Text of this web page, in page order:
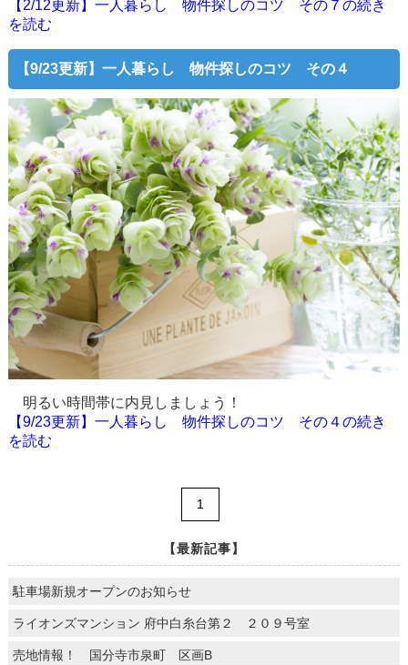
【2/12更新】一人暮らし 物件探しのコツ その７の続き
を読む
【9/23更新】一人暮らし 物件探しのコツ その４
明るい時間帯に内見しましょう！
【9/23更新】一人暮らし 物件探しのコツ その４の続き
を読む
1
【最新記事】
駐車場新規オープンのお知らせ
ライオンズマンション 府中白糸台第２ ２０９号室
売地情報！ 国分寺市泉町 区画B